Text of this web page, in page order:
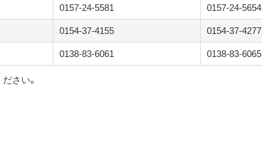
0157-24-5581
0157-24-5654
0154-37-4155
0154-37-4277
0138-83-6061
0138-83-6065
さい。